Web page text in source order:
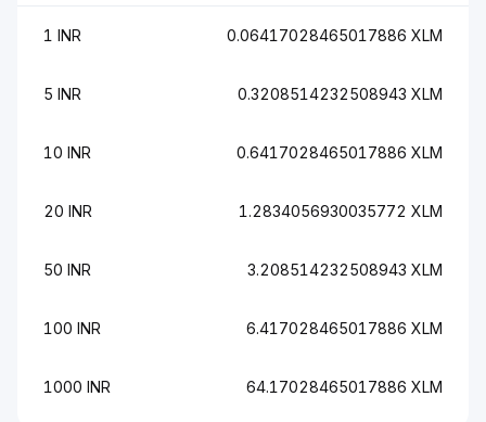
1 INR 0.06417028465017886 XLM
5 INR 0.3208514232508943 XLM
10 INR 0.6417028465017886 XLM
20 INR 1.2834056930035772 XLM
50 INR 3.208514232508943 XLM
100 INR 6.417028465017886 XLM
1000 INR 64.17028465017886 XLM